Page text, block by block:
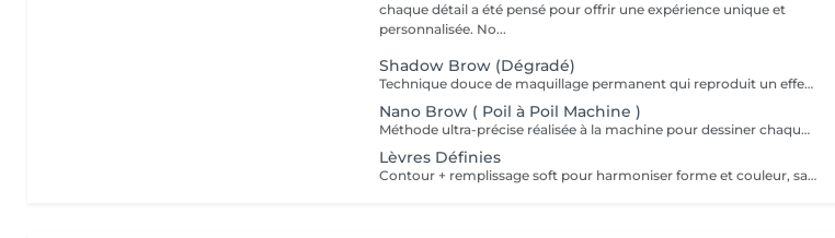
chaque détail a été pensé pour offrir une expérience unique et
personnalisée. No...
Shadow Brow (Dégradé)
Technique douce de maquillage permanent qui reproduit un effet d'ombre naturelle sur le sourcil. Idéale pour redéfinir la forme, combler les zones clairsemées et obtenir un effet poudré élégant. Le résultat est léger, sans démarcation, parfaitement fondu à la peau. Tenue moyenne : 12 à 24 mois selon le type de peau et les soins. Résultat optimal : 2 séances (initiale + retouche à 46 semaines). Préparation obligatoire (24 h avant) : Aucune caféine (café, thé, boissons énergétiques, cola). Pas d'alcool. Éviter aspirine/ibuprofène/anti-inflammatoires, anticoagulants et compléments fluidifiants (oméga-3, ginkgo). Pas de sport intense le jour J. Pas de rétinol, acides ou peeling sur la zone pendant 7 jours. Contre-indications générales : Grossesse, allaitement. Troubles de coagulation, prise d'anticoagulants, chimiothérapie en cours. Diabète non contrôlé, maladies auto-immunes non stabilisées. Infections cutanées actives, dermatite, eczéma sur la zone. Allergies connues aux pigments, lidocaïne ou anesthésiques topiques. Roaccutane/isotrétinoïne dans les 612 derniers mois (selon avis médical). En cas de traitement médical, avis du médecin recommandé.
Nano Brow ( Poil à Poil Machine )
Méthode ultra-précise réalisée à la machine pour dessiner chaque poil avec un réalisme absolu. Le résultat imite parfaitement le sourcil naturel, tout en redéfinissant la symétrie et la densité. Convient à tous les types de peau, même les plus sensibles. Résultat optimal : 2 séances (initiale + retouche à 6 semaines). Préparation obligatoire (24 h avant) : Aucune caféine (café, thé, boissons énergétiques, cola). Pas d'alcool. Éviter aspirine/ibuprofène/anti-inflammatoires, anticoagulants et compléments fluidifiants (oméga-3, ginkgo). Pas de sport intense le jour J. Pas de rétinol, acides ou peeling sur la zone pendant 7 jours. Contre-indications générales : Grossesse, allaitement. Troubles de coagulation, prise d'anticoagulants, chimiothérapie en cours. Diabète non contrôlé, maladies auto-immunes non stabilisées. Infections cutanées actives, dermatite, eczéma sur la zone. Allergies connues aux pigments, lidocaïne ou anesthésiques topiques. Roaccutane/isotrétinoïne dans les 612 derniers mois (selon avis médical). En cas de traitement médical, avis du médecin recommandé. Tenue moyenne : 18 à 24 mois.
Lèvres Définies
Contour + remplissage soft pour harmoniser forme et couleur, sans effet sur-maquillé. Résultat optimal : 2 séances (retouche à 68 semaines). Tenue moyenne : 23 ans. Spécifique lèvres : antécédents d'herpès labial = prévenir; prophylaxie antivirale recommandée selon avis médical. Pas d'acide hyaluronique lèvre dans les 24 semaines avant/après. Préparation obligatoire (24 h avant) : Aucune caféine (café, thé, boissons énergétiques, cola). Pas d'alcool. Éviter aspirine/ibuprofène/anti-inflammatoires, anticoagulants et compléments fluidifiants (oméga-3, ginkgo). Pas de sport intense le jour J. Pas de rétinol, acides ou peeling sur la zone pendant 7 jours. Contre-indications générales : Grossesse, allaitement. Troubles de coagulation, prise d'anticoagulants, chimiothérapie en cours. Diabète non contrôlé, maladies auto-immunes non stabilisées. Infections cutanées actives, dermatite, eczéma sur la zone. Allergies connues aux pigments, lidocaïne ou anesthésiques topiques. Roaccutane/isotrétinoïne dans les 612 derniers mois (selon avis médical). En cas de traitement médical, avis du médecin recommandé.